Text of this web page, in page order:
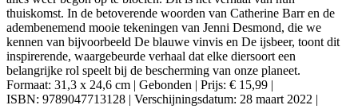
thuiskomst. In de betoverende woorden van Catherine Barr en de
adembenemend mooie tekeningen van Jenni Desmond, die we
kennen van bijvoorbeeld De blauwe vinvis en De ijsbeer, toont dit
inspirerende, waargebeurde verhaal dat elke diersoort een
belangrijke rol speelt bij de bescherming van onze planeet.
Formaat: 31,3 x 24,6 cm | Gebonden | Prijs: € 15,99 |
ISBN: 9789047713128 | Verschijningsdatum: 28 maart 2022 |